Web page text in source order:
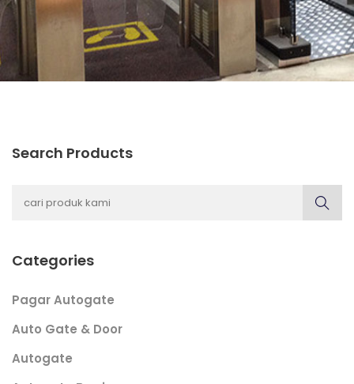
Search Products
Categories
Pagar Autogate
Auto Gate & Door
Autogate